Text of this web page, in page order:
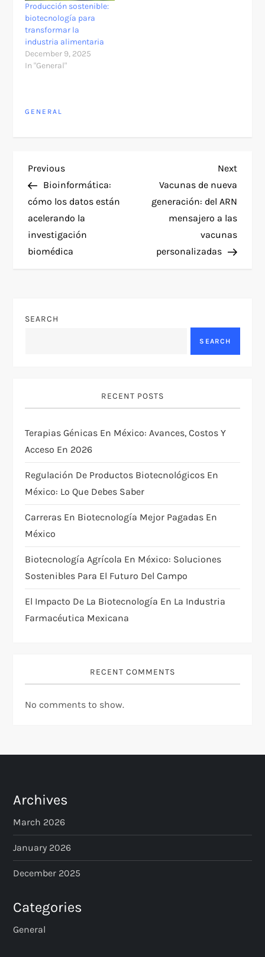
Producción sostenible:
biotecnología para
transformar la
industria alimentaria
December 9, 2025
In "General"
GENERAL
P
o
s
t
a
a
t
i
o
n
Previous
Post
Previous
Bioinformática:
cómo los datos están
acelerando la
investigación
biomédica
Next
Post
Next
Vacunas de nueva
generación: del ARN
mensajero a las
vacunas
personalizadas
SEARCH
SEARCH
RECENT POSTS
Terapias Génicas En México: Avances, Costos Y
Acceso En 2026
Regulación De Productos Biotecnológicos En
México: Lo Que Debes Saber
Carreras En Biotecnología Mejor Pagadas En
México
Biotecnología Agrícola En México: Soluciones
Sostenibles Para El Futuro Del Campo
El Impacto De La Biotecnología En La Industria
Farmacéutica Mexicana
RECENT COMMENTS
No comments to show.
Archives
March 2026
January 2026
December 2025
Categories
General